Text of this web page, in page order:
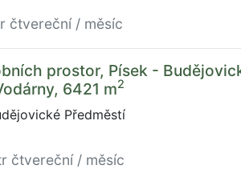
čtvereční / měsíc
prostor, Písek -
6421 m2
Předměstí
čtvereční / měsíc